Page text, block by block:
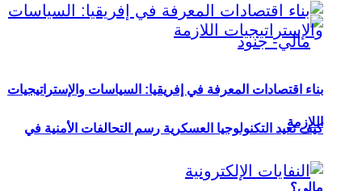
كيف تعيد التكنولوجيا العسكرية رسم التحالفات الأمنية في
مالي؟
بناء اقتصادات المعرفة في إفريقيا: السياسات والإستراتيجيات
اللازمة